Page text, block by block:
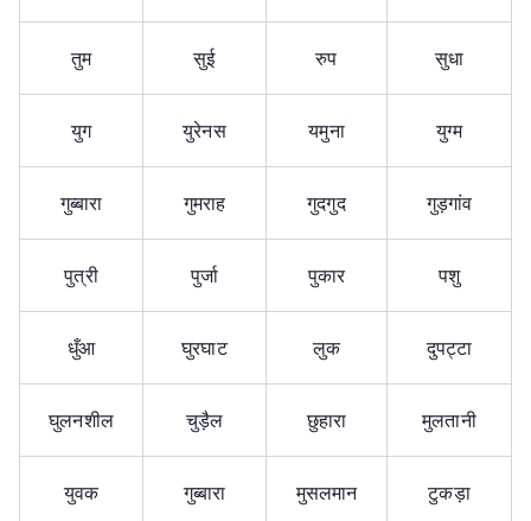
तुम सुई रुप सुधा
युग युरेनस यमुना युग्म
गुब्बारा गुमराह गुदगुद गुड़गांव
पुत्री पुर्जा पुकार पशु
धुँआ घुरघाट लुक दुपट्टा
घुलनशील चुड़ैल छुहारा मुलतानी
युवक गुब्बारा मुसलमान टुकड़ा